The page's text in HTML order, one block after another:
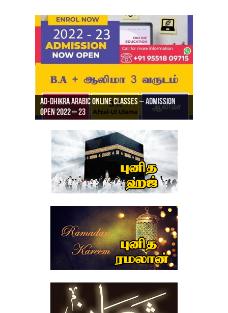
Ad-Dhikra Arabic Online Classes – Admission
Open 2022 – 23
Ad-Dhikra Arabic Online Classes – BA Arabic
AD DHIKRA ARABIC COLLEGE ADMISSION
ரியாத் ஜும்ஆ தமிழாக்கம், Jamia Al Hajiri
Masjid (Kuwait Masjid), Malaz, Riyadh